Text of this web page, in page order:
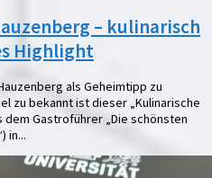
– kulinarisch
Highlight
als Geheimtipp zu
zu bekannt ist dieser „Kulinarische
dem Gastroführer „Die schönsten
in...